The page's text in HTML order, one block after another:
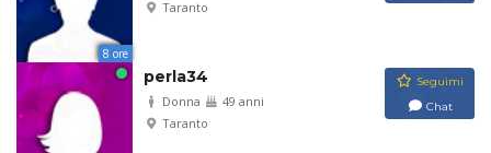
8 ore
Taranto
perla34
Donna
49 anni
Taranto
Seguimi
Chat